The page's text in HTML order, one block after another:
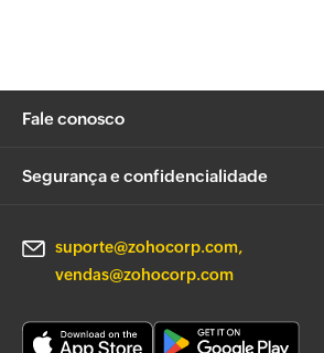
Fale conosco
Segurança e confidencialidade
suporte@zohocorp.com
vendas@zohocorp.com